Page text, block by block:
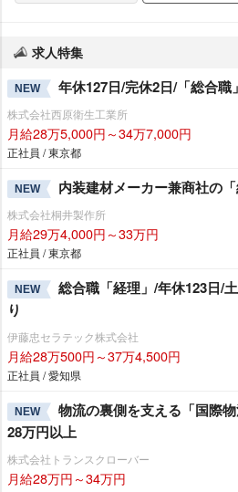
求人特集
NEW 年休127日/完休2日/「総合職
株式会社西原衛生工業所
月給28万5,000円～34万7,000円
正社員 / 東京都
NEW 内装建材メーカー兼商社の
株式会社桐井製作所
月給29万4,000円～33万円
正社員 / 東京都
NEW
総合職「経理」/年休123日/
り
伊藤忠セラテック株式会社
月給28万500円～37万4,500円
正社員 / 愛知県
NEW
物流の裏側を支える「国際
28万円以上
株式会社トランスクローバー
月給28万円～34万円